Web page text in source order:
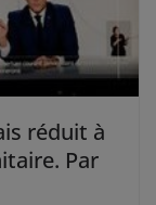
réduit à
Par